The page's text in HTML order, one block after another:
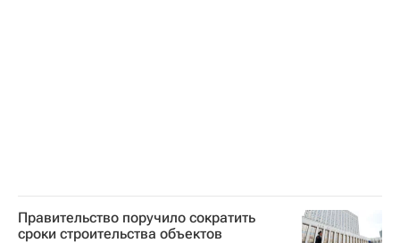
Правительство поручило сократить
сроки строительства объектов